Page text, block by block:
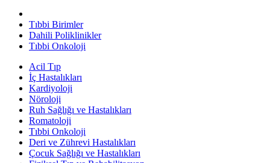
Tıbbi Birimler
Dahili Poliklinikler
Tıbbi Onkoloji
Acil Tıp
İç Hastalıkları
Kardiyoloji
Nöroloji
Ruh Sağlığı ve Hastalıkları
Romatoloji
Tıbbi Onkoloji
Deri ve Zührevi Hastalıkları
Çocuk Sağlığı ve Hastalıkları